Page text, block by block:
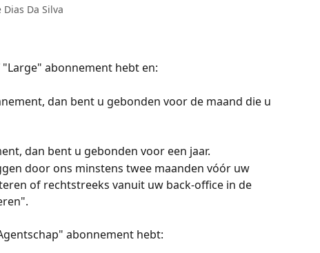
Da Silva
abonnement hebt en:
dan bent u gebonden voor de maand die u
dan bent u gebonden voor een jaar.
door ons minstens twee maanden vóór uw
of rechtstreeks vanuit uw back-office in de
abonnement hebt: